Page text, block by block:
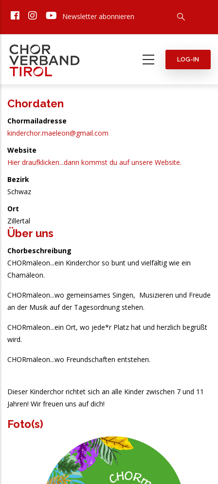
zum
Newsletter abonnieren
LOG-IN
Chordaten
Chormailadresse
kinderchor.maeleon@gmail.com
Website
Hier draufklicken...dann kommst du auf unsere Website.
Bezirk
Schwaz
Ort
Zillertal
Über uns
Chorbeschreibung
CHORmäleon...ein Kinderchor so bunt und vielfältig wie ein
Chamäleon.
CHORmäleon...wo gemeinsames Singen, Musizieren und Freude
an der Musik auf der Tagesordnung stehen.
CHORmäleon...ein Ort, wo jede*r Platz hat und herzlich begrüßt
wird.
CHORmäleon...wo Freundschaften entstehen.
Dieser Kinderchor richtet sich an alle Kinder zwischen 7 und 11
Jahren! Wir freuen uns auf dich!
Foto(s)